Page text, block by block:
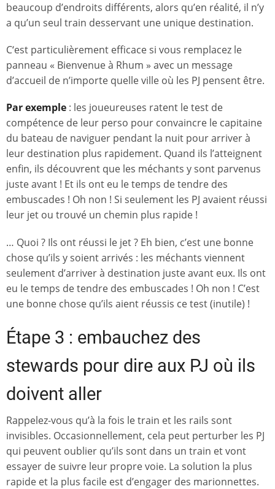
beaucoup d’endroits différents, alors qu’en réalité, il n’y
a qu’un seul train desservant une unique destination.
C‘est particulièrement efficace si vous remplacez le
panneau « Bienvenue à Rhum » avec un message
d’accueil de n’importe quelle ville où les PJ pensent être.
Par exemple : les joueureuses ratent le test de
compétence de leur perso pour convaincre le capitaine
du bateau de naviguer pendant la nuit pour arriver à
leur destination plus rapidement. Quand ils l’atteignent
enfin, ils découvrent que les méchants y sont parvenus
juste avant ! Et ils ont eu le temps de tendre des
embuscades ! Oh non ! Si seulement les PJ avaient réussi
leur jet ou trouvé un chemin plus rapide !
… Quoi ? Ils ont réussi le jet ? Eh bien, c’est une bonne
chose qu’ils y soient arrivés : les méchants viennent
seulement d’arriver à destination juste avant eux. Ils ont
eu le temps de tendre des embuscades ! Oh non ! C’est
une bonne chose qu’ils aient réussis ce test (inutile) !
Étape 3 : embauchez des
stewards pour dire aux PJ où ils
doivent aller
Rappelez-vous qu’à la fois le train et les rails sont
invisibles. Occasionnellement, cela peut perturber les PJ
qui peuvent oublier qu’ils sont dans un train et vont
essayer de suivre leur propre voie. La solution la plus
rapide et la plus facile est d’engager des marionnettes.